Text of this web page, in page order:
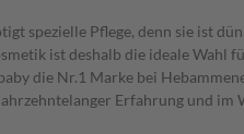
spezielle Pflege, denn sie ist
ist deshalb die ideale Wahl
die Nr.1 Marke bei
Erfahrung und